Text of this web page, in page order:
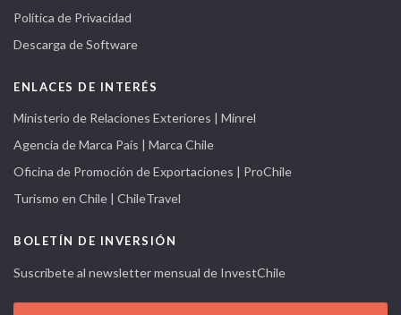
Política de Privacidad
Descarga de Software
ENLACES DE INTERÉS
Ministerio de Relaciones Exteriores | Minrel
Agencia de Marca País | Marca Chile
Oficina de Promoción de Exportaciones | ProChile
Turismo en Chile | ChileTravel
BOLETÍN DE INVERSIÓN
Suscríbete al newsletter mensual de InvestChile